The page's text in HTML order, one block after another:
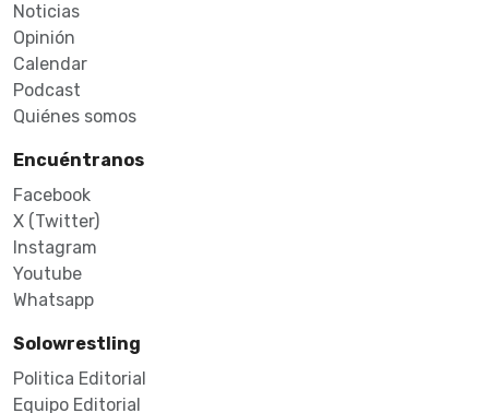
Noticias
Opinión
Calendar
Podcast
Quiénes somos
Encuéntranos
Facebook
X (Twitter)
Instagram
Youtube
Whatsapp
Solowrestling
Politica Editorial
Equipo Editorial